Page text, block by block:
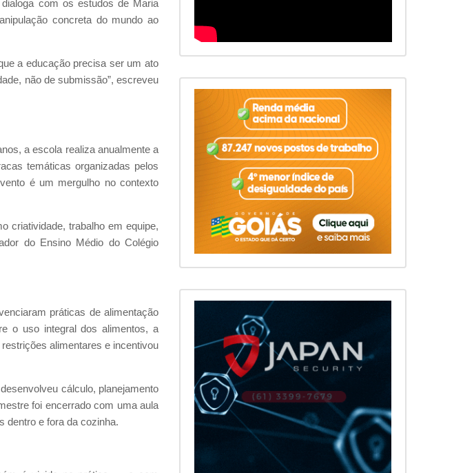
com os estudos de Maria
concreta do mundo ao
a educação precisa ser um ato
não de submissão”, escreveu
a escola realiza anualmente a
temáticas organizadas pelos
é um mergulho no contexto
criatividade, trabalho em equipe,
do Ensino Médio do Colégio
práticas de alimentação
o uso integral dos alimentos, a
alimentares e incentivou
cálculo, planejamento
foi encerrado com uma aula
dentro e fora da cozinha.